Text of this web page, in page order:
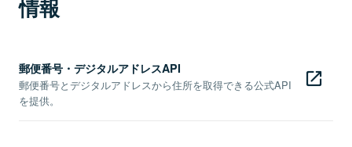
情報
郵便番号・デジタルアドレスAPI
郵便番号とデジタルアドレスから住所を取得できる公式API
を提供。